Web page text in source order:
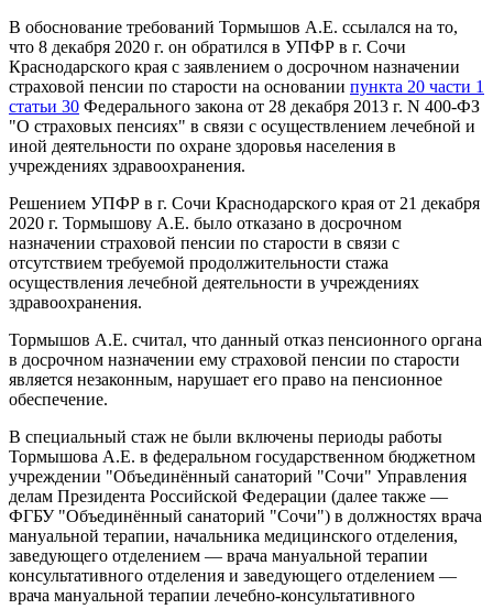
В обоснование требований Тормышов А.Е. ссылался на то,
что 8 декабря 2020 г. он обратился в УПФР в г. Сочи
Краснодарского края с заявлением о досрочном назначении
страховой пенсии по старости на основании пункта 20 части 1
статьи 30 Федерального закона от 28 декабря 2013 г. N 400-ФЗ
"О страховых пенсиях" в связи с осуществлением лечебной и
иной деятельности по охране здоровья населения в
учреждениях здравоохранения.
Решением УПФР в г. Сочи Краснодарского края от 21 декабря
2020 г. Тормышову А.Е. было отказано в досрочном
назначении страховой пенсии по старости в связи с
отсутствием требуемой продолжительности стажа
осуществления лечебной деятельности в учреждениях
здравоохранения.
Тормышов А.Е. считал, что данный отказ пенсионного органа
в досрочном назначении ему страховой пенсии по старости
является незаконным, нарушает его право на пенсионное
обеспечение.
В специальный стаж не были включены периоды работы
Тормышова А.Е. в федеральном государственном бюджетном
учреждении "Объединённый санаторий "Сочи" Управления
делам Президента Российской Федерации (далее также —
ФГБУ "Объединённый санаторий "Сочи") в должностях врача
мануальной терапии, начальника медицинского отделения,
заведующего отделением — врача мануальной терапии
консультативного отделения и заведующего отделением —
врача мануальной терапии лечебно-консультативного